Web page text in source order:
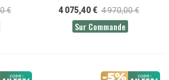
€
4 075,40 € 4 970,00 €
Sur Commande